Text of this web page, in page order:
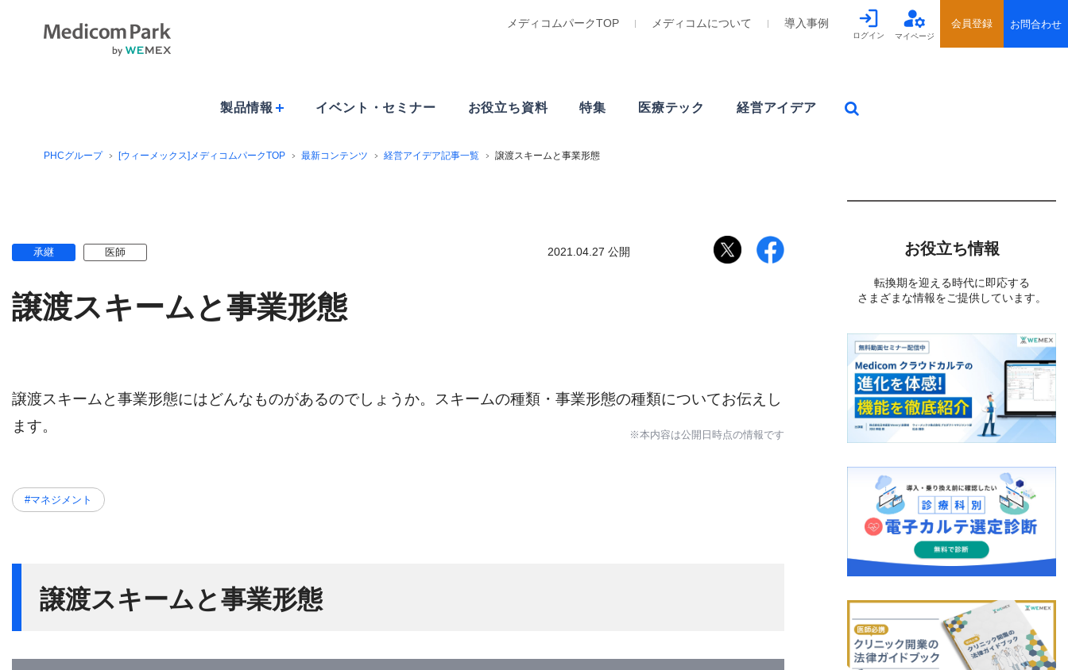
製品情報 イベント・ セミナー お役立ち資料 特集 医療テック 経営アイデア
メディコムパークTOP メディコムについて 導入事例
ログイン マイページ
PHCグループ [ウィーメックス]メディコムパークTOP 最新コンテンツ 経営アイデア記事一覧 譲渡スキームと事業形態
承継 医師 2021.04.27 公開
譲渡スキームと事業形態
譲渡スキームと事業形態にはどんなものがあるのでしょうか。スキームの種類・事業形態の種類についてお伝えし
ます。
※本内容は公開日時点の情報です
#マネジメント
譲渡スキームと事業形態
お役立ち情報
転換期を迎える時代に即応する
さまざまな情報をご提供しています。